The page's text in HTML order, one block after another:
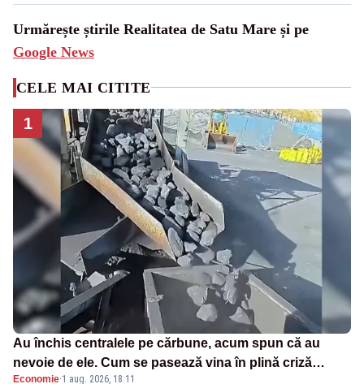
Urmărește știrile Realitatea de Satu Mare și pe
Google News
CELE MAI CITITE
1
Au închis centralele pe cărbune, acum spun că au
nevoie de ele. Cum se pasează vina în plină criză
Economie·1 aug. 2026, 18:11